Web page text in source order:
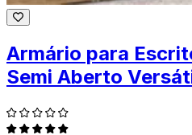
Armário para
Semi Aberto